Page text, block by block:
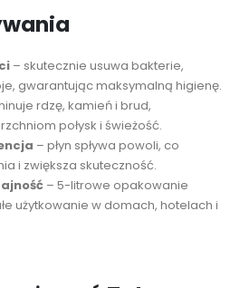
– skutecznie usuwa bakterie,
gwarantując maksymalną higienę.
rdzę, kamień i brud,
połysk i świeżość.
– płyn spływa powoli, co
i zwiększa skuteczność.
– 5-litrowe opakowanie
użytkowanie w domach, hotelach i